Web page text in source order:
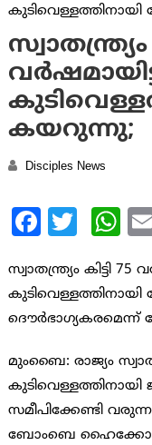
സ്വാതന്ത്ര്യം
കയറുന്നു;
Disciples News
സ്വാതന്ത്ര്യം കിട്ടി
മുംബൈ: രാജ്യം
സമീപിക്കേണ്ടി
ബോംബെ